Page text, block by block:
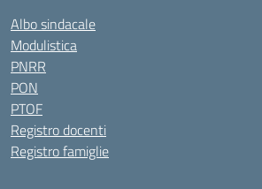
Albo sindacale
Modulistica
PNRR
PON
PTOF
Registro docenti
Registro famiglie